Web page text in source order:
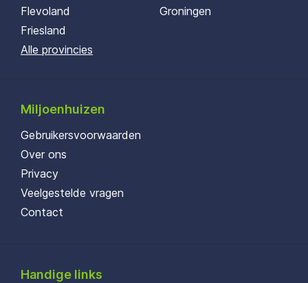
Flevoland
Friesland
Groningen
Alle provincies
Miljoenhuizen
Gebruikersvoorwaarden
Over ons
Privacy
Veelgestelde vragen
Contact
Handige links